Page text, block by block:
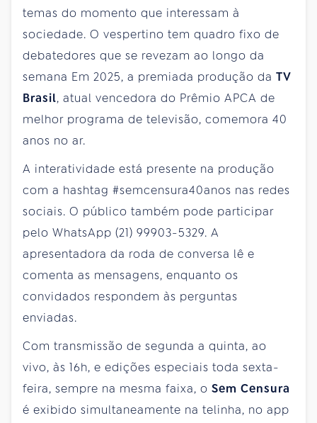
temas do momento que interessam à
sociedade. O vespertino tem quadro fixo de
debatedores que se revezam ao longo da
semana Em 2025, a premiada produção da TV
Brasil, atual vencedora do Prêmio APCA de
melhor programa de televisão, comemora 40
anos no ar.
A interatividade está presente na produção
com a hashtag #semcensura40anos nas redes
sociais. O público também pode participar
pelo WhatsApp (21) 99903-5329. A
apresentadora da roda de conversa lê e
comenta as mensagens, enquanto os
convidados respondem às perguntas
enviadas.
Com transmissão de segunda a quinta, ao
vivo, às 16h, e edições especiais toda sexta-
feira, sempre na mesma faixa, o Sem Censura
é exibido simultaneamente na telinha, no app